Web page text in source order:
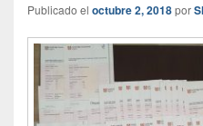
Publicado el octubre 2, 2018por